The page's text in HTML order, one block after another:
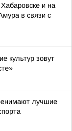
и на
в связи с
культур зовут
лучшие